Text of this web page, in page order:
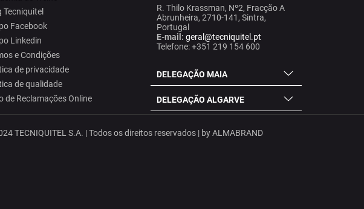
Tecniquitel
Facebook
Linkedin
e Condições
de privacidade
de qualidade
de Reclamações Online
R. Thilo Krassman, Nº2, Fracção A
Abrunheira, 2710-141, Sintra,
Portugal
E-mail: geral@tecniquitel.pt
Telefone: +351 219 154 600
DELEGAÇÃO MAIA
DELEGAÇÃO ALGARVE
TECNIQUITEL S.A. | Todos os direitos reservados | byALMABRAND